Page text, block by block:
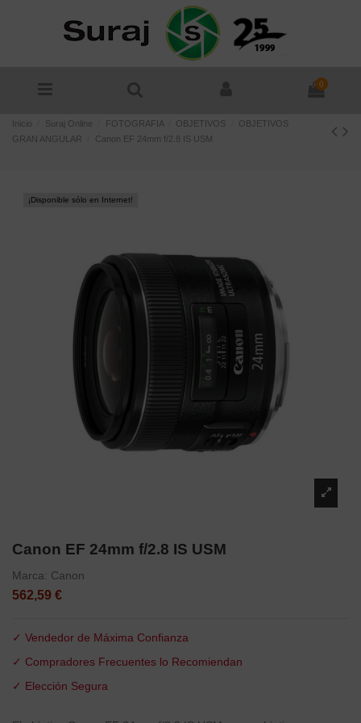
0
Inicio Suraj Online FOTOGRAFIA OBJETIVOS
OBJETIVOS
GRAN ANGULAR
Canon EF 24mm f/2.8 IS USM
¡Disponible sólo en Internet!
Canon EF 24mm f/2.8 IS USM
Marca: Canon
562,59 €
✓ Vendedor de Máxima Confianza
✓ Compradores Frecuentes lo Recomiendan
✓ Elección Segura